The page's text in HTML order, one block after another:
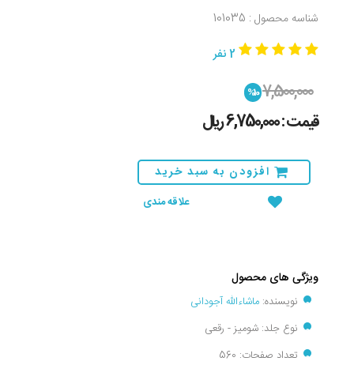
شناسه محصول : 101035
2 نفر
7,500,000
%10
قیمت : 6,750,000 ريال
افزودن به سبد خرید
علاقه مندی
ویژگی های محصول
نویسنده: ماشاءالله آجودانی
نوع جلد: شومیز - رقعی
تعداد صفحات: 560